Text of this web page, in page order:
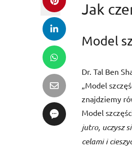
Jak
Model
Dr. Tal Ben
„Model
znajdziemy
Model
jutro, uczysz
celami i